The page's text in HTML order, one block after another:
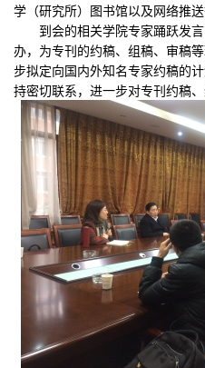
学（研究所）图书馆以及网络推
到会的相关学院专家踊跃发
办，为专刊的约稿、组稿、审稿
步拟定向国内外知名专家约稿的
持密切联系，进一步对专刊约稿、